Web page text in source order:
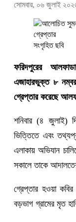
সোমবার, ০৬ জুলাই
সংগৃহিত ছবি
ফরিদপুরের
এজাহারভুক্ত ৮
গ্রেপ্তার করেছে
শনিবার (৪ জুলাই)
ভিত্তিতে এবং
এলাকায় অভিযান
সকালে তাকে
গ্রেপ্তার হওয়া
বড়ভাগ গ্রামের মৃত